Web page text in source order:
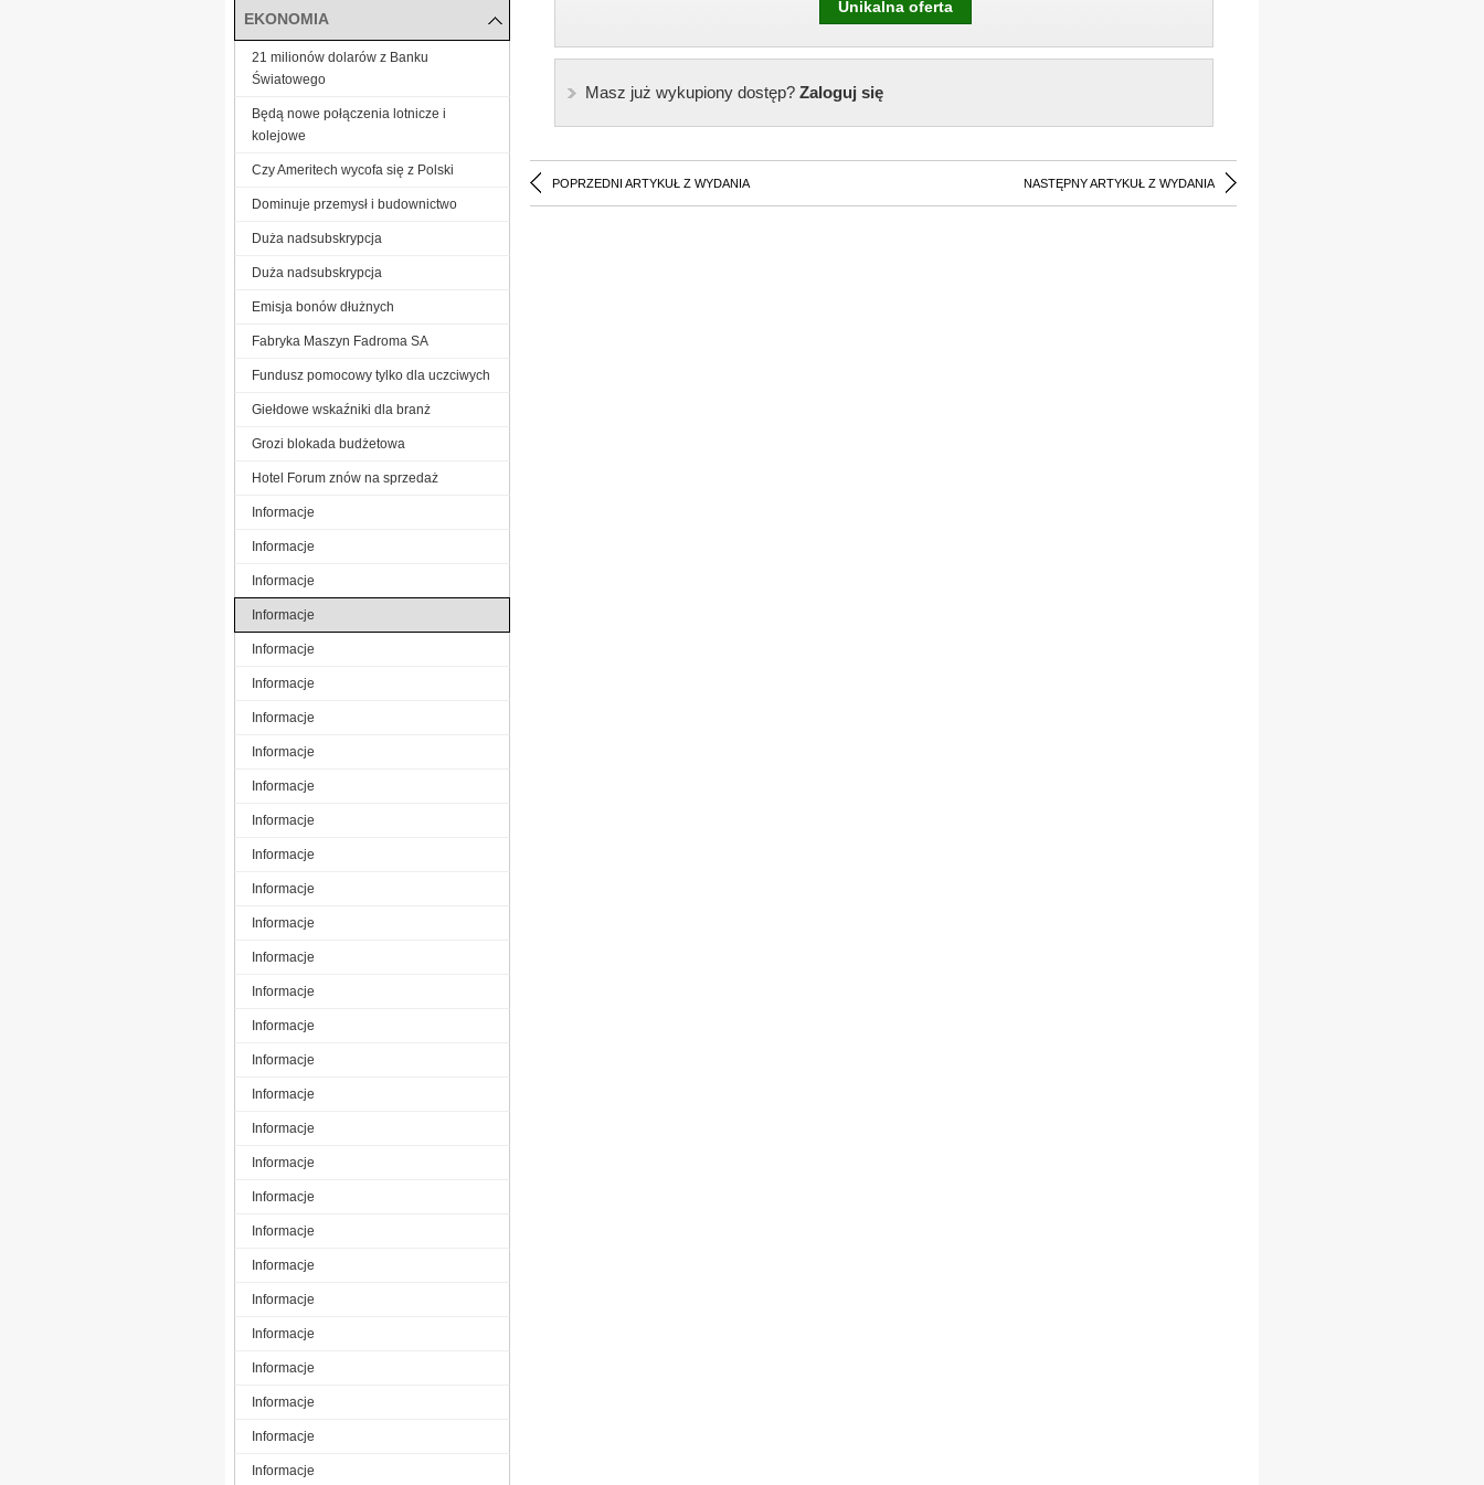
Unikalna oferta
Masz już wykupiony dostęp?Zaloguj się
POPRZEDNI ARTYKUŁ Z WYDANIA NASTĘPNY ARTYKUŁ Z WYDANIA
EKONOMIA
21 milionów dolarów z Banku
Światowego
Będą nowe połączenia lotnicze i
kolejowe
Czy Ameritech wycofa się z Polski
Dominuje przemysł i budownictwo
Duża nadsubskrypcja
Duża nadsubskrypcja
Emisja bonów dłużnych
Fabryka Maszyn Fadroma SA
Fundusz pomocowy tylko dla uczciwych
Giełdowe wskaźniki dla branż
Grozi blokada budżetowa
Hotel Forum znów na sprzedaż
Informacje
Informacje
Informacje
Informacje
Informacje
Informacje
Informacje
Informacje
Informacje
Informacje
Informacje
Informacje
Informacje
Informacje
Informacje
Informacje
Informacje
Informacje
Informacje
Informacje
Informacje
Informacje
Informacje
Informacje
Informacje
Informacje
Informacje
Informacje
Informacje